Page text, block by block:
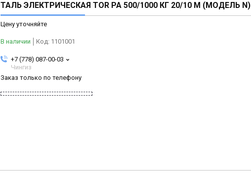
ТАЛЬ ЭЛЕКТРИЧЕСКАЯ TOR PA 500/1000 КГ 20/10 М (МОДЕЛЬ N)
Цену уточняйте
В наличии Код: 1101001
+7 (778) 087-00-03
Чингиз
Заказ только по телефону